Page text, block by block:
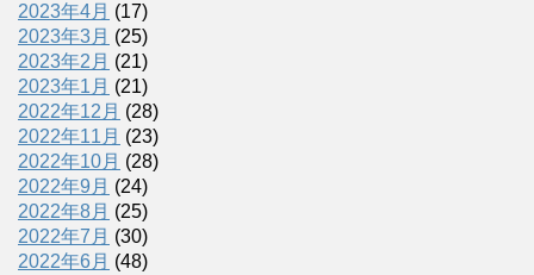
2023年4月 (17)
2023年3月 (25)
2023年2月 (21)
2023年1月 (21)
2022年12月 (28)
2022年11月 (23)
2022年10月 (28)
2022年9月 (24)
2022年8月 (25)
2022年7月 (30)
2022年6月 (48)